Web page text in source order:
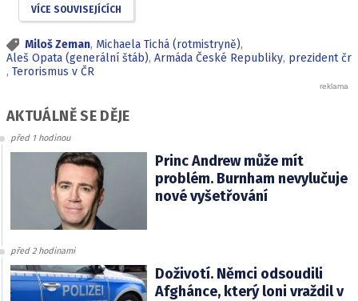
VÍCE SOUVISEJÍCÍCH
Miloš Zeman, Michaela Tichá (rotmistryně),
Aleš Opata (generální štáb), Armáda České Republiky, prezident čr
, Terorismus v ČR
AKTUÁLNĚ SE DĚJE
před 1 hodinou
Princ Andrew může mít
problém. Burnham nevylučuje
nové vyšetřování
před 2 hodinami
Doživotí. Němci odsoudili
Afghánce, který loni vraždil v